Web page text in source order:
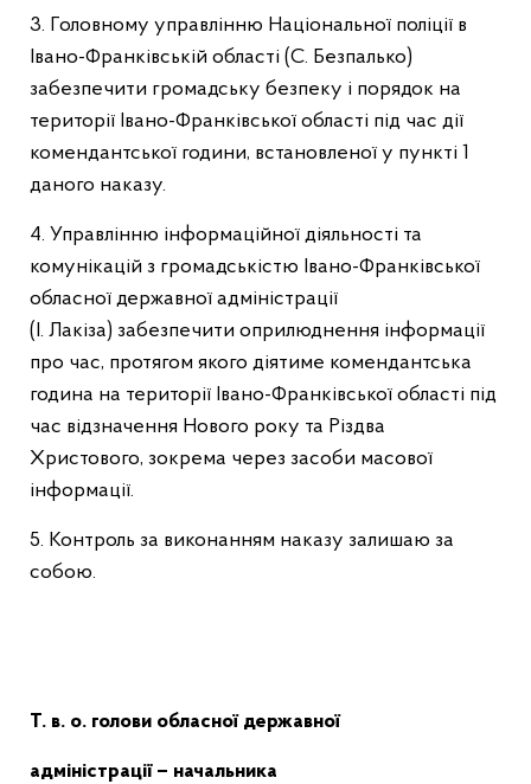
3. Головному управлінню Національної поліції в
Івано-Франківській області (С. Безпалько)
забезпечити громадську безпеку і порядок на
території Івано-Франківської області під час дії
комендантської години, встановленої у пункті 1
даного наказу.
4. Управлінню інформаційної діяльності та
комунікацій з громадськістю Івано-Франківської
обласної державної адміністрації
(І. Лакіза) забезпечити оприлюднення інформації
про час, протягом якого діятиме комендантська
година на території Івано-Франківської області під
час відзначення Нового року та Різдва
Христового, зокрема через засоби масової
інформації.
5. Контроль за виконанням наказу залишаю за
собою.
Т. в. о. голови обласної державної
адміністрації – начальника